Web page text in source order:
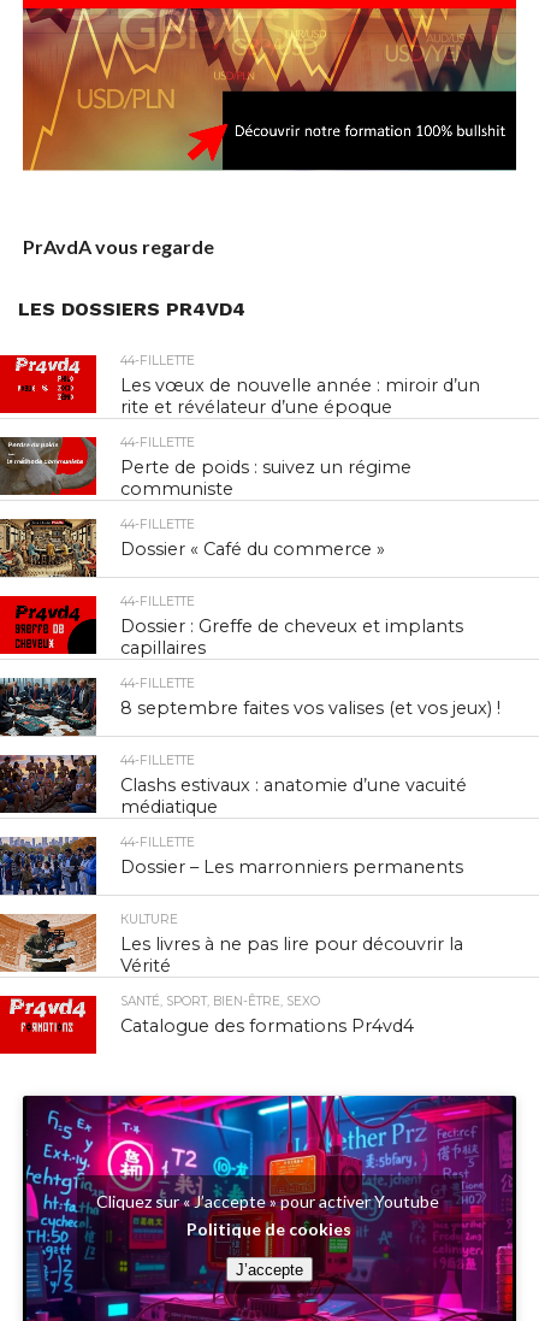
PrAvdA vous regarde
LES DOSSIERS PR4VD4
44-FILLETTE
Les vœux de nouvelle année : miroir d’un
rite et révélateur d’une époque
44-FILLETTE
Perte de poids : suivez un régime
communiste
44-FILLETTE
Dossier « Café du commerce »
44-FILLETTE
Dossier : Greffe de cheveux et implants
capillaires
44-FILLETTE
8 septembre faites vos valises (et vos jeux) !
44-FILLETTE
Clashs estivaux : anatomie d’une vacuité
médiatique
44-FILLETTE
Dossier – Les marronniers permanents
КULTURE
Les livres à ne pas lire pour découvrir la
Vérité
SANTÉ, SPORT, BIEN-ÊTRE, SEXO
Catalogue des formations Pr4vd4
Cliquez sur « J’accepte » pour activer Youtube
Politique de cookies
J’accepte